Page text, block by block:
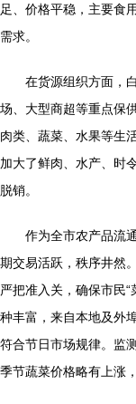
足、价格平稳，主要食
需求。
在货源组织方面，
场、大型商超等重点保
肉类、蔬菜、水果等生
加大了鲜肉、水产、时
脱销。
作为全市农产品流
期交易活跃，秩序井然
严把准入关，确保市民
种丰富，来自本地及外
符合节日市场规律。监
季节蔬菜价格略有上涨